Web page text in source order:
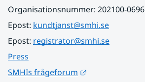
Organisationsnummer: 202100-0696
Epost: kundtjanst@smhi.se
Epost: registrator@smhi.se
Press
SMHIs frågeforum